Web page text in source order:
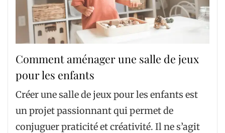
Comment aménager une salle de jeux
pour les enfants
Créer une salle de jeux pour les enfants est
un projet passionnant qui permet de
conjuguer praticité et créativité. Il ne s’agit